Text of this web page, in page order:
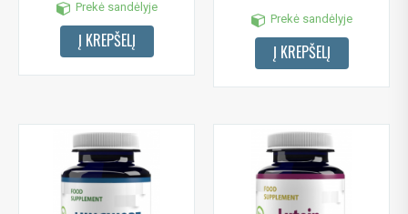
Prekė sandėlyje
Į KREPŠELĮ
Prekė sandėlyje
Į KREPŠELĮ